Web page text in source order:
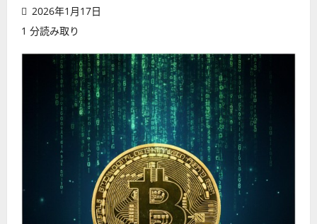
2026年1月17日
1 分読み取り